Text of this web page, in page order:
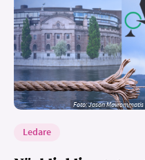
Foto: Jason
Ledare